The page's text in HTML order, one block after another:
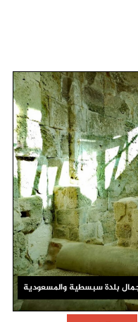
بلدة سبسطية والمسعودية